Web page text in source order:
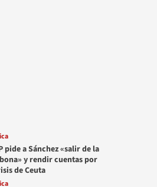
pide a Sánchez «salir de la
y rendir cuentas por
de Ceuta